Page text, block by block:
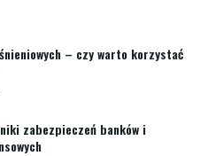
– czy warto korzystać
zabezpieczeń banków i